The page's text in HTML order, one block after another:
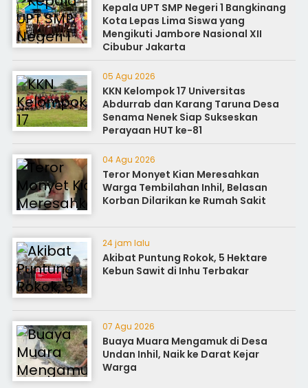
Kepala UPT SMP Negeri 1 Bangkinang
Kota Lepas Lima Siswa yang
Mengikuti Jambore Nasional XII
Cibubur Jakarta
05 Agu 2026
KKN Kelompok 17 Universitas
Abdurrab dan Karang Taruna Desa
Senama Nenek Siap Sukseskan
Perayaan HUT ke-81
04 Agu 2026
Teror Monyet Kian Meresahkan
Warga Tembilahan Inhil, Belasan
Korban Dilarikan ke Rumah Sakit
24 jam lalu
Akibat Puntung Rokok, 5 Hektare
Kebun Sawit di Inhu Terbakar
07 Agu 2026
Buaya Muara Mengamuk di Desa
Undan Inhil, Naik ke Darat Kejar
Warga